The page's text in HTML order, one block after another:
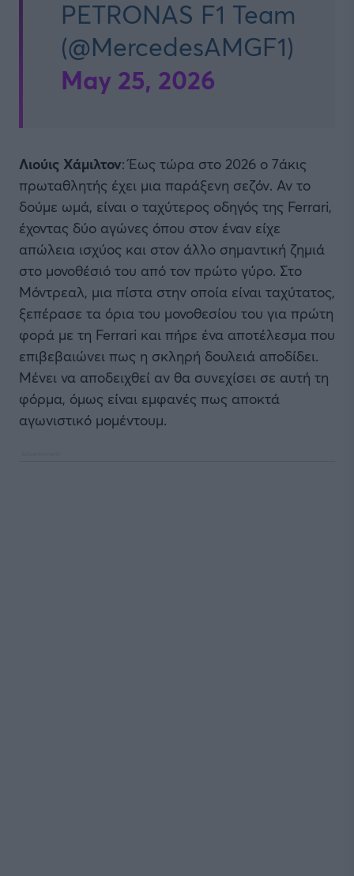
PETRONAS F1 Team
(@MercedesAMGF1)
May 25, 2026
Λιούις Χάμιλτον: Έως τώρα στο 2026 ο 7άκις
πρωταθλητής έχει μια παράξενη σεζόν. Αν το
δούμε ωμά, είναι ο ταχύτερος οδηγός της Ferrari,
έχοντας δύο αγώνες όπου στον έναν είχε
απώλεια ισχύος και στον άλλο σημαντική ζημιά
στο μονοθέσιό του από τον πρώτο γύρο. Στο
Μόντρεαλ, μια πίστα στην οποία είναι ταχύτατος,
ξεπέρασε τα όρια του μονοθεσίου του για πρώτη
φορά με τη Ferrari και πήρε ένα αποτέλεσμα που
επιβεβαιώνει πως η σκληρή δουλειά αποδίδει.
Μένει να αποδειχθεί αν θα συνεχίσει σε αυτή τη
φόρμα, όμως είναι εμφανές πως αποκτά
αγωνιστικό μομέντουμ.